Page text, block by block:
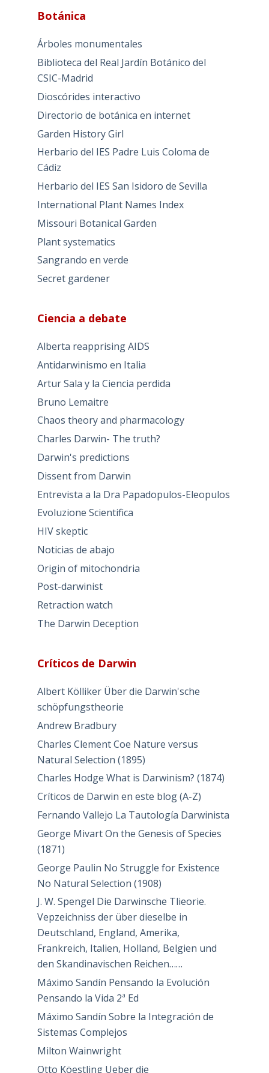
Botánica
Árboles monumentales
Biblioteca del Real Jardín Botánico del
CSIC-Madrid
Dioscórides interactivo
Directorio de botánica en internet
Garden History Girl
Herbario del IES Padre Luis Coloma de
Cádiz
Herbario del IES San Isidoro de Sevilla
International Plant Names Index
Missouri Botanical Garden
Plant systematics
Sangrando en verde
Secret gardener
Ciencia a debate
Alberta reapprising AIDS
Antidarwinismo en Italia
Artur Sala y la Ciencia perdida
Bruno Lemaitre
Chaos theory and pharmacology
Charles Darwin- The truth?
Darwin's predictions
Dissent from Darwin
Entrevista a la Dra Papadopulos-Eleopulos
Evoluzione Scientifica
HIV skeptic
Noticias de abajo
Origin of mitochondria
Post-darwinist
Retraction watch
The Darwin Deception
Críticos de Darwin
Albert Kölliker Über die Darwin'sche
schöpfungstheorie
Andrew Bradbury
Charles Clement Coe Nature versus
Natural Selection (1895)
Charles Hodge What is Darwinism? (1874)
Críticos de Darwin en este blog (A-Z)
Fernando Vallejo La Tautología Darwinista
George Mivart On the Genesis of Species
(1871)
George Paulin No Struggle for Existence
No Natural Selection (1908)
J. W. Spengel Die Darwinsche Tlieorie.
Vepzeichniss der über dieselbe in
Deutschland, England, Amerika,
Frankreich, Italien, Holland, Belgien und
den Skandinavischen Reichen……
Máximo Sandín Pensando la Evolución
Pensando la Vida 2ª Ed
Máximo Sandín Sobre la Integración de
Sistemas Complejos
Milton Wainwright
Otto Köestling Ueber die